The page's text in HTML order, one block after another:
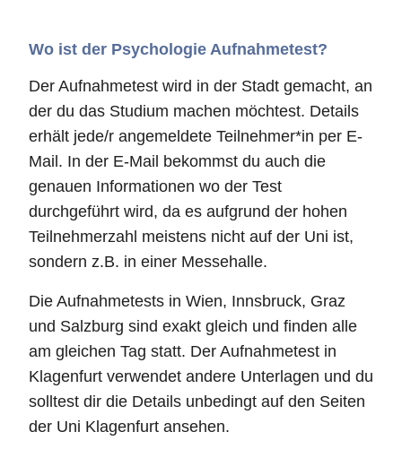
Wo ist der Psychologie Aufnahmetest?
Der Aufnahmetest wird in der Stadt gemacht, an
der du das Studium machen möchtest. Details
erhält jede/r angemeldete Teilnehmer*in per E-
Mail. In der E-Mail bekommst du auch die
genauen Informationen wo der Test
durchgeführt wird, da es aufgrund der hohen
Teilnehmerzahl meistens nicht auf der Uni ist,
sondern z.B. in einer Messehalle.
Die Aufnahmetests in Wien, Innsbruck, Graz
und Salzburg sind exakt gleich und finden alle
am gleichen Tag statt. Der Aufnahmetest in
Klagenfurt verwendet andere Unterlagen und du
solltest dir die Details unbedingt auf den Seiten
der Uni Klagenfurt ansehen.